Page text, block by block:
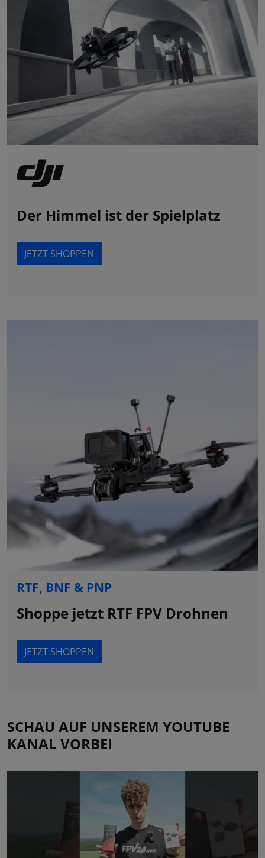
Der Himmel ist der Spielplatz
JETZT SHOPPEN
RTF, BNF & PNP
Shoppe jetzt RTF FPV Drohnen
JETZT SHOPPEN
SCHAU AUF UNSEREM YOUTUBE
KANAL VORBEI